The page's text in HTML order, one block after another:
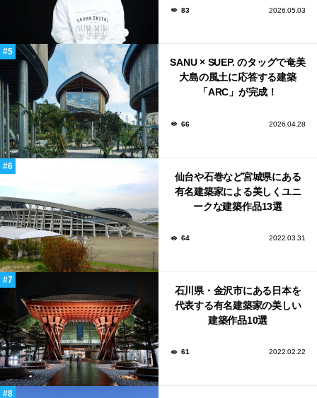
83 2026.05.03
SANU × SUEP. のタッグで奄美
大島の風土に応答する建築
「ARC」が完成！
66 2026.04.28
仙台や石巻など宮城県にある
有名建築家による美しくユニ
ークな建築作品13選
64 2022.03.31
石川県・金沢市にある日本を
代表する有名建築家の美しい
建築作品10選
61 2022.02.22